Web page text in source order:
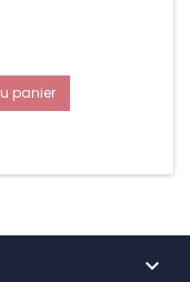
/ 125daN), simple et
sécuriser
polyester
températures,
panier
